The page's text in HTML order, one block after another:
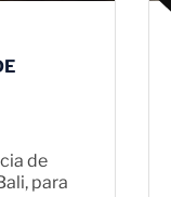
de
para